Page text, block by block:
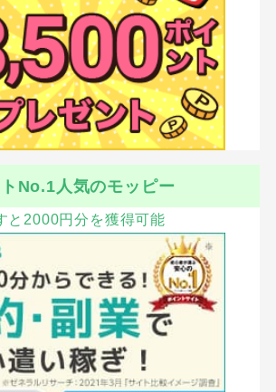
No.1人気のモッピー
と2000円分を獲得可能